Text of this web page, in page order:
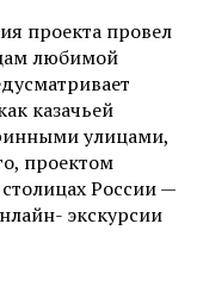
проекта провел
любимой
казачьей
улицами,
проектом
России —
экскурсии